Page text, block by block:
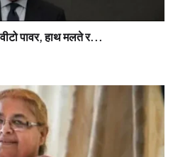
पावर, हाथ मलते र...